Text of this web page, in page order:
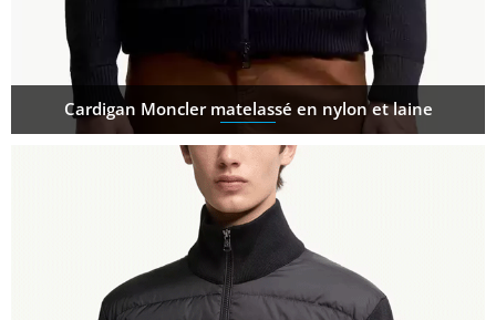
Cardigan Moncler matelassé en nylon et laine